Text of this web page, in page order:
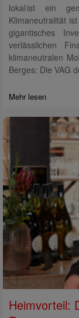
lokal ist ein
Klimaneutralität
gigantisches
verlässlichen
klimaneutralen
Berges: Die VAG
Mehr lesen
Heimvorteil: